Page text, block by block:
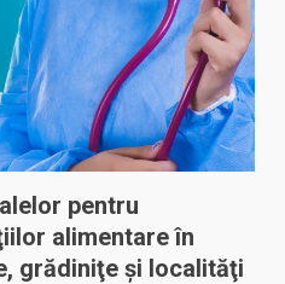
pentru
alimentare în
grădiniţe și localităţi